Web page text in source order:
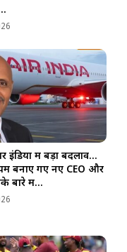
इंडिया में बड़ा बदलाव…
बनाए गए नए CEO और
बारे में…